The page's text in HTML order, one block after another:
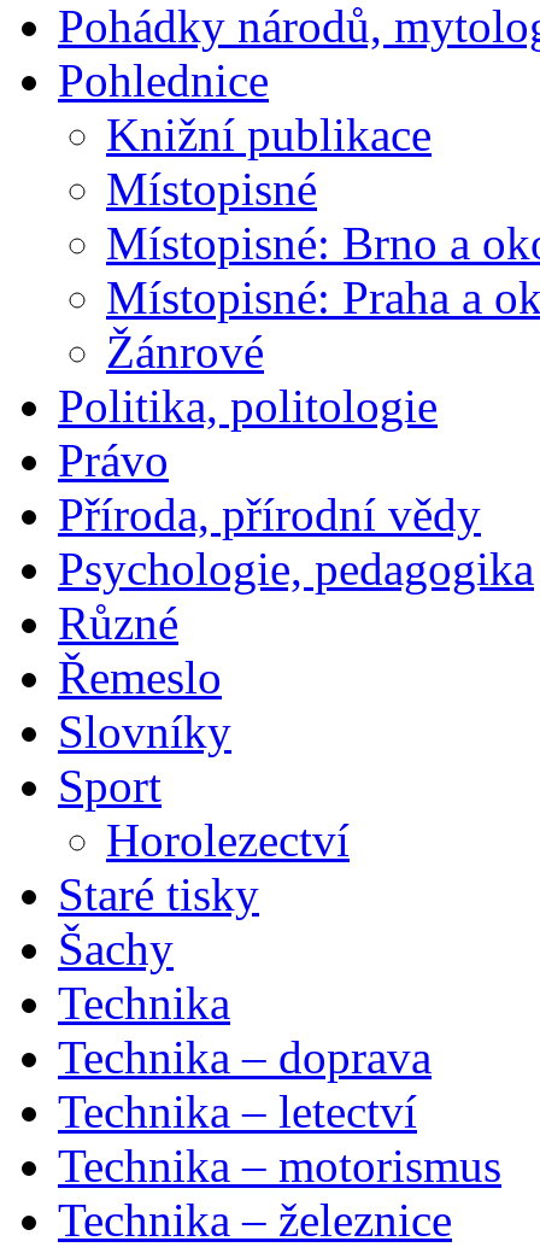
Pohádky národů,
Pohlednice
Knižní publikace
Místopisné
Místopisné: Brno a
Místopisné: Praha a
Žánrové
Politika, politologie
Právo
Příroda, přírodní vědy
Psychologie, pedagogika
Různé
Řemeslo
Slovníky
Sport
Horolezectví
Staré tisky
Šachy
Technika
Technika – doprava
Technika – letectví
Technika – motorismus
Technika – železnice